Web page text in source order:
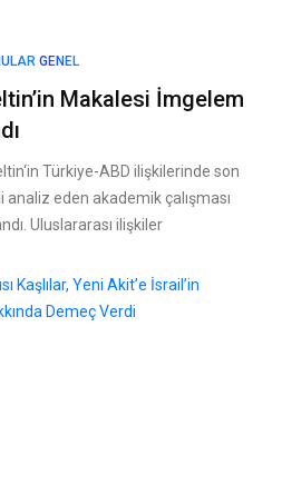
GENEL
Makalesi İmgelem
Türkiye-ABD ilişkilerinde son
eden akademik çalışması
Uluslararası ilişkiler